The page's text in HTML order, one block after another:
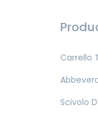
Carrello
Scivolo